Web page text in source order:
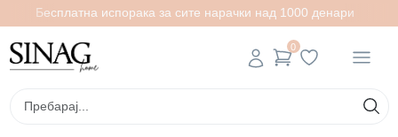
Бесплатна испорака за сите нарачки над 1000 денари
0